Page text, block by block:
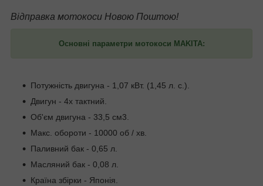
Відправка мотокоси Новою Поштою!
Основні параметри мотокоси MAKITA:
Потужність двигуна - 1,07 кВт. (1,45 л. с.).
Двигун - 4х тактний.
Об'єм двигуна - 33,5 см3.
Макс. обороти - 10000 об / хв.
Паливний бак - 0,65 л.
Масляний бак - 0,08 л.
Країна збірки - Японія.